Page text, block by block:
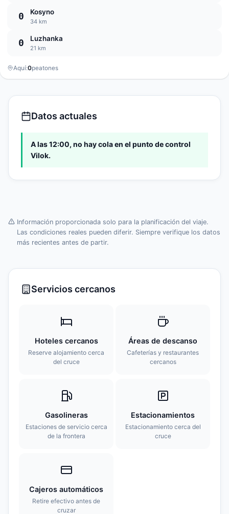
0 Kosyno
34 km
0 Luzhanka
21 km
Aquí:0peatones
Datos actuales
A las 12:00, no hay cola en el punto de control
Vilok.
Información proporcionada solo para la planificación del viaje.
Las condiciones reales pueden diferir. Siempre verifique los datos
más recientes antes de partir.
Servicios cercanos
Hoteles cercanos
Reserve alojamiento cerca
del cruce
Áreas de descanso
Cafeterías y restaurantes
cercanos
Gasolineras
Estaciones de servicio cerca
de la frontera
Estacionamientos
Estacionamiento cerca del
cruce
Cajeros automáticos
Retire efectivo antes de
cruzar